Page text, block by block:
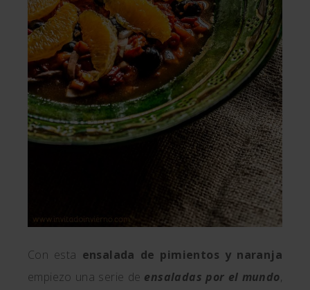
Con esta ensalada de pimientos y naranja
empiezo una serie de ensaladas por el mundo,